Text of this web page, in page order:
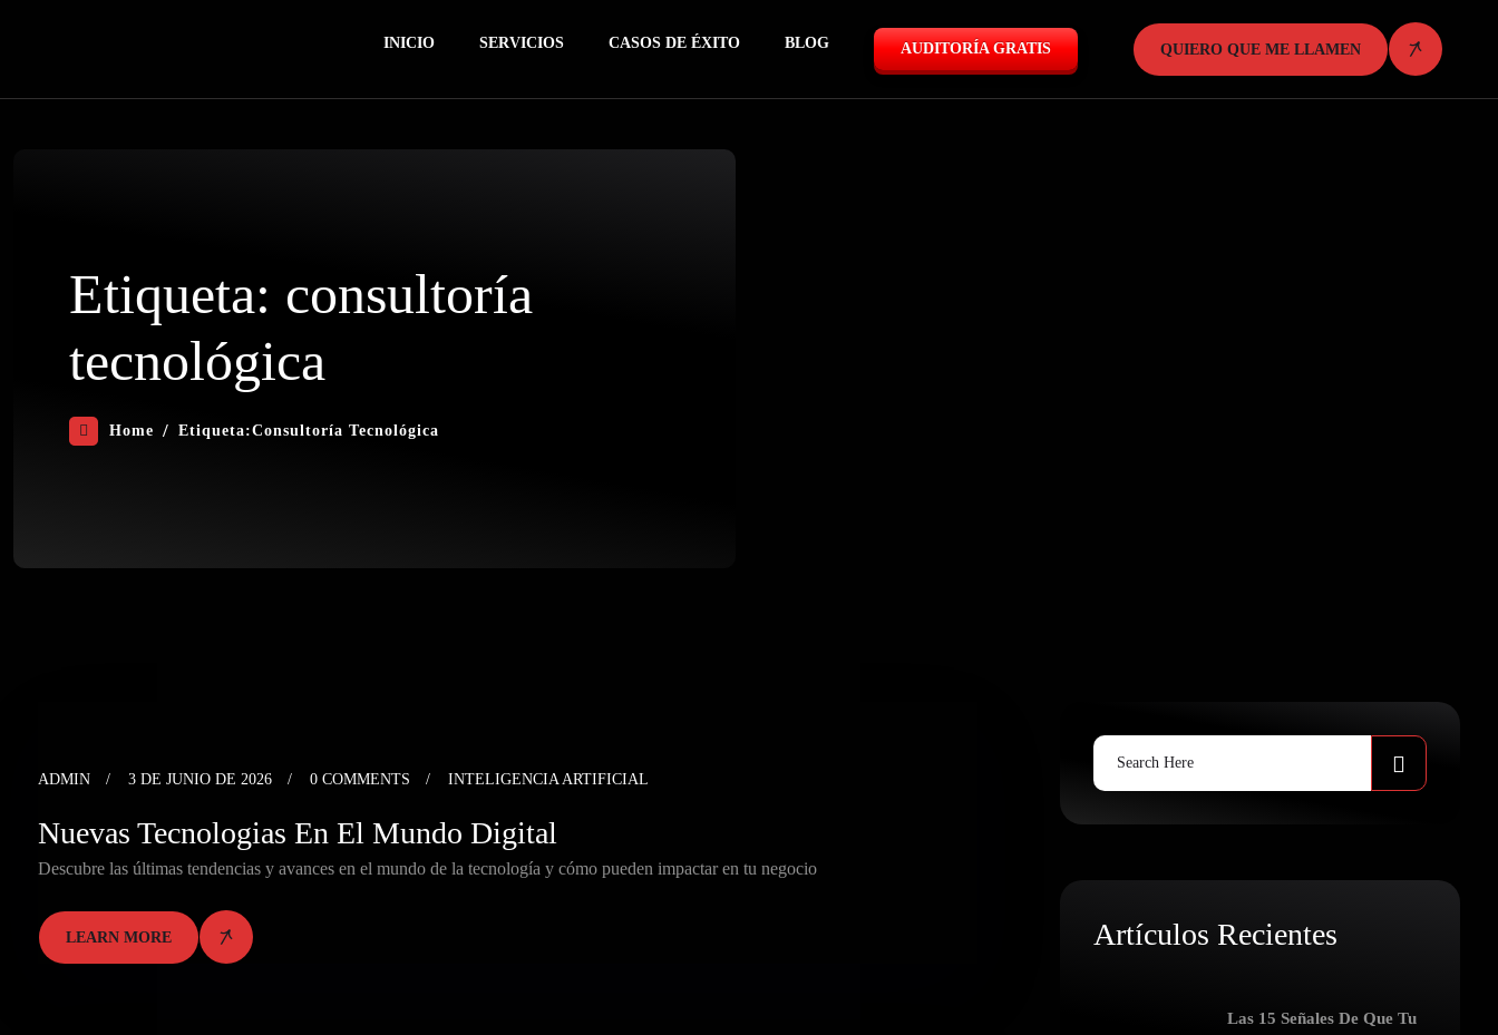
INICIO SERVICIOS CASOS DE ÉXITO BLOG AUDITORÍA GRATIS QUIERO QUE ME LLAMEN
Etiqueta: consultoría
tecnológica
Home Etiqueta:Consultoría Tecnológica
ADMIN 3 DE JUNIO DE 2026 0 COMMENTS INTELIGENCIA ARTIFICIAL
Nuevas Tecnologias En El Mundo Digital
Descubre las últimas tendencias y avances en el mundo de la tecnología y cómo pueden impactar en tu negocio
LEARN MORE
Search
for:
Artículos Recientes
Las 15 Señales De Que Tu